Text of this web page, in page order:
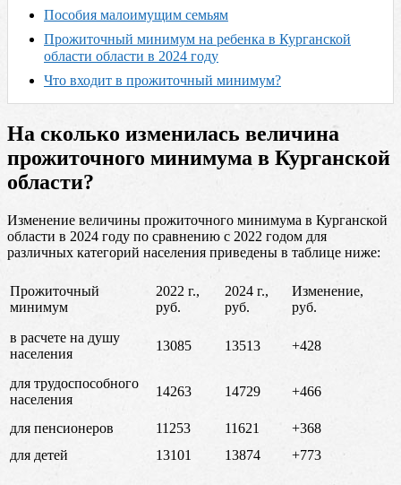
Пособия малоимущим семьям
Прожиточный минимум на ребенка в Курганской
области области в 2024 году
Что входит в прожиточный минимум?
На сколько изменилась величина
прожиточного минимума в Курганской
области?
Изменение величины прожиточного минимума в Курганской
области в 2024 году по сравнению с 2022 годом для
различных категорий населения приведены в таблице ниже:
Прожиточный
минимум
2022 г.,
руб.
2024 г.,
руб.
Изменение,
руб.
в расчете на душу
населения
13085 13513 +428
для трудоспособного
населения
14263 14729 +466
для пенсионеров 11253 11621
+368
для детей
13101 13874 +773